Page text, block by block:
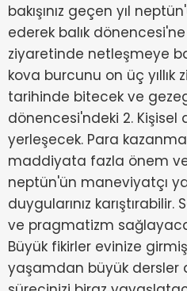
bakışınız geçen yıl
ederek balık
ziyaretinde netleşmeye
kova burcunu on üç yıllık
tarihinde bitecek ve
dönencesi'ndeki 2. Kişisel
yerleşecek. Para kazanma
maddiyata fazla önem
neptün'ün maneviyatçı
duygularınız karıştırabilir.
ve pragmatizm
Büyük fikirler evinize
yaşamdan büyük dersler